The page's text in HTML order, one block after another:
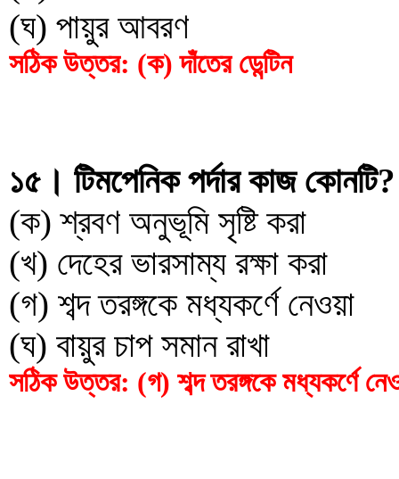
(ঘ) পায়ুর আবরণ
সঠিক উত্তর: (ক) দাঁতের ডেন্টিন
১৫। টিমপেনিক পর্দার কাজ
(ক) শ্রবণ অনুভূমি সৃষ্টি করা
(খ) দেহের ভারসাম্য রক্ষা করা
(গ) শব্দ তরঙ্গকে মধ্যকর্ণে নেওয়া
(ঘ) বায়ুর চাপ সমান রাখা
সঠিক উত্তর: (গ) শব্দ তরঙ্গকে মধ্যকর্ণে